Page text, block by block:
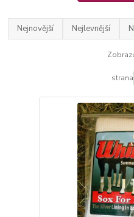
Nejnovější Nejlevnější
strana